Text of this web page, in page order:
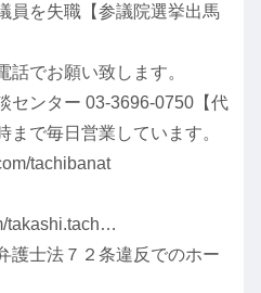
員を失職【参議院選挙出馬
話でお願い致します。
センター 03-3696-0750【代
で毎日営業しています。
tachibanat
takashi.tach…
護士法７２条違反でのホー